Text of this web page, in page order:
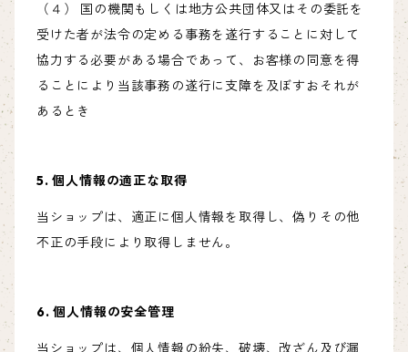
（４） 国の機関もしくは地方公共団体又はその委託を
受けた者が法令の定める事務を遂行することに対して
協力する必要がある場合であって、お客様の同意を得
ることにより当該事務の遂行に支障を及ぼすおそれが
あるとき
5. 個人情報の適正な取得
当ショップは、適正に個人情報を取得し、偽りその他
不正の手段により取得しません。
6. 個人情報の安全管理
当ショップは、個人情報の紛失、破壊、改ざん及び漏